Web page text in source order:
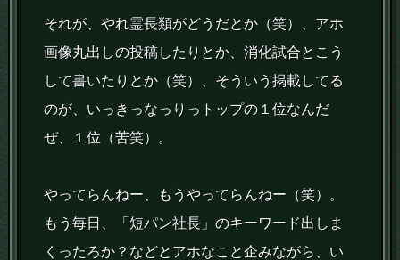
それが、やれ霊長類がどうだとか（笑）、アホ
画像丸出しの投稿したりとか、消化試合とこう
して書いたりとか（笑）、そういう掲載してる
のが、いっきっなっりっトップの１位なんだ
ぜ、１位（苦笑）。
やってらんねー、もうやってらんねー（笑）。
もう毎日、「短パン社長」のキーワード出しま
くったろか？などとアホなこと企みながら、い